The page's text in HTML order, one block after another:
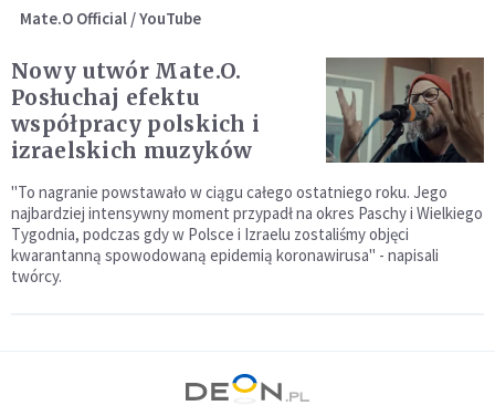
Mate.O Official / YouTube
Nowy utwór Mate.O.
Posłuchaj efektu
współpracy polskich i
izraelskich muzyków
"To nagranie powstawało w ciągu całego ostatniego roku. Jego
najbardziej intensywny moment przypadł na okres Paschy i Wielkiego
Tygodnia, podczas gdy w Polsce i Izraelu zostaliśmy objęci
kwarantanną spowodowaną epidemią koronawirusa" - napisali
twórcy.